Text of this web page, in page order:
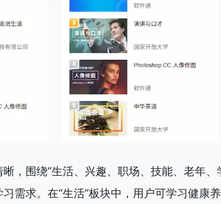
，围绕“生活、兴趣、职场、技能、老年
需求。在“生活”板块中，用户可学习健康